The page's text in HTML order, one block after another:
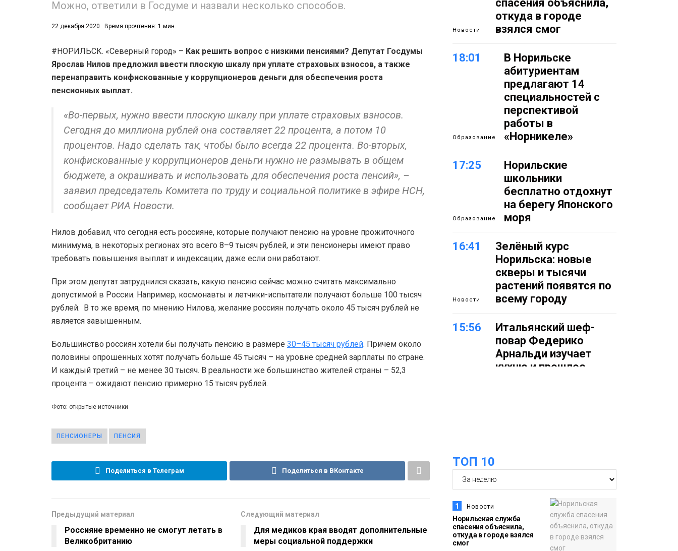
Можно, ответили в Госдуме и назвали несколько способов.
22 декабря 2020 Время прочтения: 1 мин.
#НОРИЛЬСК. «Северный город» – Как решить вопрос с низкими пенсиями? Депутат Госдумы
Ярослав Нилов предложил ввести плоскую шкалу при уплате страховых взносов, а также
перенаправить конфискованные у коррупционеров деньги для обеспечения роста
пенсионных выплат.
«Во-первых, нужно ввести плоскую шкалу при уплате страховых взносов.
Сегодня до миллиона рублей она составляет 22 процента, а потом 10
процентов. Надо сделать так, чтобы было всегда 22 процента. Во-вторых,
конфискованные у коррупционеров деньги нужно не размывать в общем
бюджете, а окрашивать и использовать для обеспечения роста пенсий», –
заявил председатель Комитета по труду и социальной политике в эфире НСН,
сообщает РИА Новости.
Нилов добавил, что сегодня есть россияне, которые получают пенсию на уровне прожиточного
минимума, в некоторых регионах это всего 8–9 тысяч рублей, и эти пенсионеры имеют право
требовать повышения выплат и индексации, даже если они работают.
При этом депутат затруднился сказать, какую пенсию сейчас можно считать максимально
допустимой в России. Например, космонавты и летчики-испытатели получают больше 100 тысяч
рублей. В то же время, по мнению Нилова, желание россиян получать около 45 тысяч рублей не
является завышенным.
Большинство россиян хотели бы получать пенсию в размере 30–45 тысяч рублей. Причем около
половины опрошенных хотят получать больше 45 тысяч – на уровне средней зарплаты по стране.
И каждый третий – не менее 30 тысяч. В реальности же большинство жителей страны – 52,3
процента – ожидают пенсию примерно 15 тысяч рублей.
Фото: открытые источники
ПЕНСИОНЕРЫ ПЕНСИЯ
Поделиться в Телеграм Поделиться в ВКонтакте
Предыдущий материал
Россияне временно не смогут летать в
Великобританию
Следующий материал
Для медиков края вводят дополнительные
меры социальной поддержки
Новости
спасения объяснила,
откуда в городе
взялся смог
18:01
Образование
В Норильске
абитуриентам
предлагают 14
специальностей с
перспективой
работы в
«Норникеле»
17:25
Образование
Норильские
школьники
бесплатно отдохнут
на берегу Японского
моря
16:41
Новости
Зелёный курс
Норильска: новые
скверы и тысячи
растений появятся по
всему городу
15:56
Итальянский шеф-
повар Федерико
Арнальди изучает
кухню и прошлое
Спорт
14:30
Новости
Ленинский проспект
частично закроют в
связи с Днём
рождения «Башни»
ТОП 10
1 Новости
Норильская служба
спасения объяснила,
откуда в городе взялся
смог